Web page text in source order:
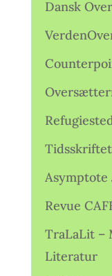
Dansk
Asymptote
Revue
TraLaLit –
Literatur